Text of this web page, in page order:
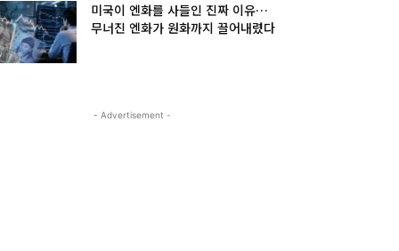
미국이 엔화를 사들인 진짜 이유…
무너진 엔화가 원화까지 끌어내렸다
- Advertisement -